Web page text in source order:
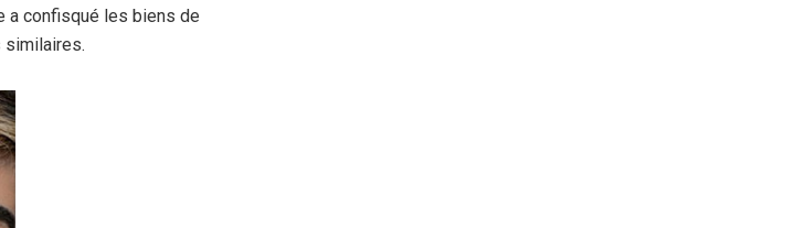
a confisqué les biens de
similaires.